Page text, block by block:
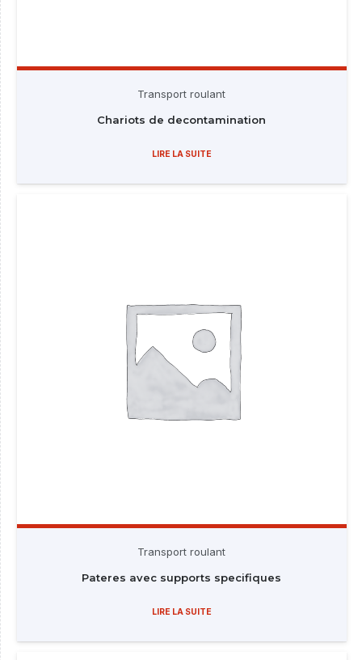
Transport roulant
Chariots de decontamination
LIRE LA SUITE
Transport roulant
Pateres avec supports specifiques
LIRE LA SUITE